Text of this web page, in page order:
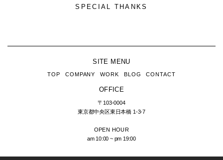
SPECIAL THANKS
SITE MENU
TOP COMPANY WORK BLOG CONTACT
OFFICE
〒103-0004
東京都中央区東日本橋 1-3-7
OPEN HOUR
am 10:00 ~ pm 19:00